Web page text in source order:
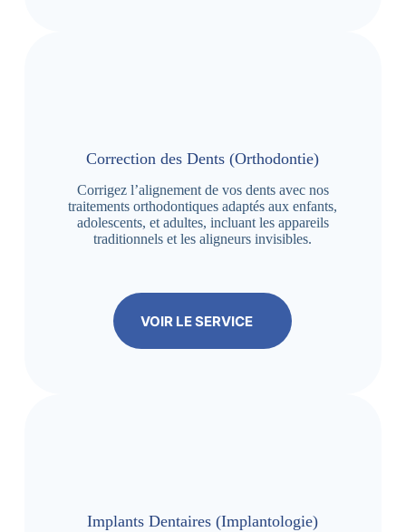
Correction des Dents (Orthodontie)
Corrigez l’alignement de vos dents avec nos
traitements orthodontiques adaptés aux enfants,
adolescents, et adultes, incluant les appareils
traditionnels et les aligneurs invisibles.
VOIR LE SERVICE
Implants Dentaires (Implantologie)